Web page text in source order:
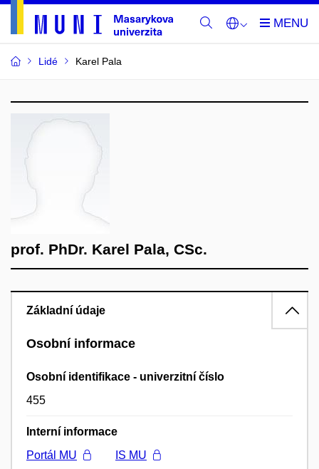
Lidé Karel Pala
prof. PhDr. Karel Pala, CSc.
Základní údaje
Osobní informace
Osobní identifikace - univerzitní číslo
455
Interní informace
Portál MU
IS MU